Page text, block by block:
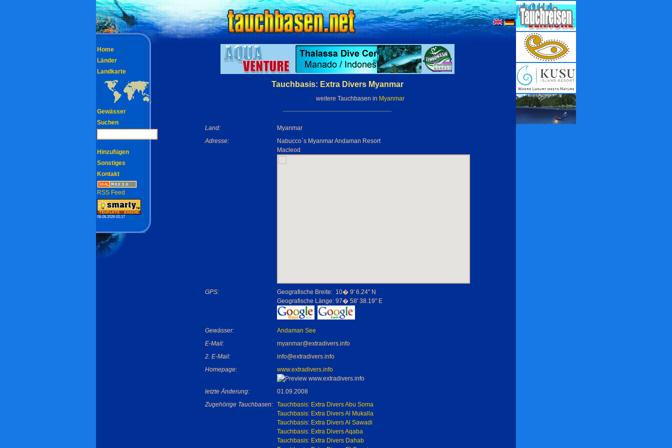
Tauchbasis: Extra Divers Myanmar
weitere Tauchbasen in Myanmar
Land:
Myanmar
Adresse:
Nabucco`s Myanmar Andaman Resort
Macleod
GPS:
Geografische Breite:
Geografische Länge:
10� 9' 6.24" N
97� 58' 38.19" E
Gewässer:
Andaman See
E-Mail:
myanmar@extradivers.info
2. E-Mail:
info@extradivers.info
Homepage:
www.extradivers.info
letzte Änderung:
01.09.2008
Zugehörige Tauchbasen:
Tauchbasis: Extra Divers Abu Soma
Tauchbasis: Extra Divers Al Mukalla
Tauchbasis: Extra Divers Al Sawadi
Tauchbasis: Extra Divers Aqaba
Tauchbasis: Extra Divers Dahab
Home
Länder
Landkarte
Gewässer
Suchen
Hinzufügen
Sonstiges
Kontakt
RSS Feed
08.08.2026 02:17